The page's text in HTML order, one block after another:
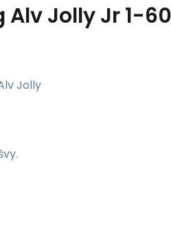
Alv Jolly Jr 1-
Jolly